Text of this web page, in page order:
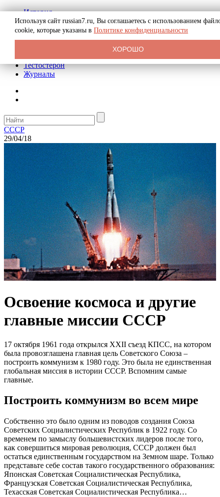
История
Биография
Криминал
Реклама на сайте
Тестостерон
Журналы
СССР
29/04/18
Освоение космоса и другие
главные миссии СССР
17 октября 1961 года открылся XXII съезд КПСС, на котором
была провозглашена главная цель Советского Союза –
построить коммунизм к 1980 году. Это была не единственная
глобальная миссия в истории СССР. Вспомним самые
главные.
Построить коммунизм во всем мире
Собственно это было одним из поводов создания Союза
Советских Социалистических Республик в 1922 году. Со
временем по замыслу большевистских лидеров после того,
как совершиться мировая революция, СССР должен был
остаться единственным государством на Земном шаре. Только
представьте себе состав такого государственного образования:
Японская Советская Социалистическая Республика,
Французская Советская Социалистическая Республика,
Техасская Советская Социалистическая Республика…
Используя сайт russian7.ru, Вы соглашаетесь с использованием
cookie, которые указаны в Политике конфиденциальности
ХОРОШО